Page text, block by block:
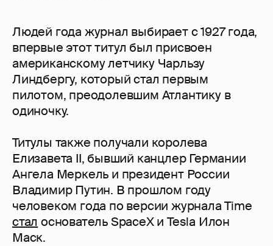
Людей года журнал выбирает с 1927 года,
впервые этот титул был присвоен
американскому летчику Чарльзу
Линдбергу, который стал первым
пилотом, преодолевшим Атлантику в
одиночку.
Титулы также получали королева
Елизавета II, бывший канцлер Германии
Ангела Меркель и президент России
Владимир Путин. В прошлом году
человеком года по версии журнала Time
стал основатель SpaceX и Tesla Илон
Маск.